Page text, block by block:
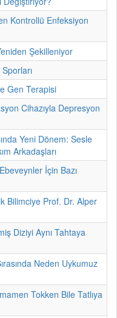
Kontrollü Enfeksiyon
Şekilleniyor
Gen Terapisi
Cihazıyla Depresyon
Yeni Dönem: Sesle
Arkadaşları
İçin Bazı
Bilimciye Prof. Dr. Alper
Diziyi Aynı Tahtaya
Neden Uykumuz
Tokken Bile Tatlıya